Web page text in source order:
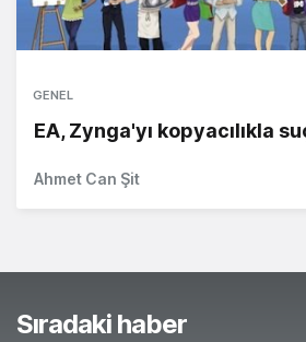
GENEL
EA, Zynga'yı kopyacılıkla
Ahmet Can Şit
Sıradaki haber